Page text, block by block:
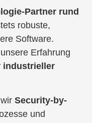
Partner rund
robuste,
Software.
Erfahrung
industrieller
Security-by-
und